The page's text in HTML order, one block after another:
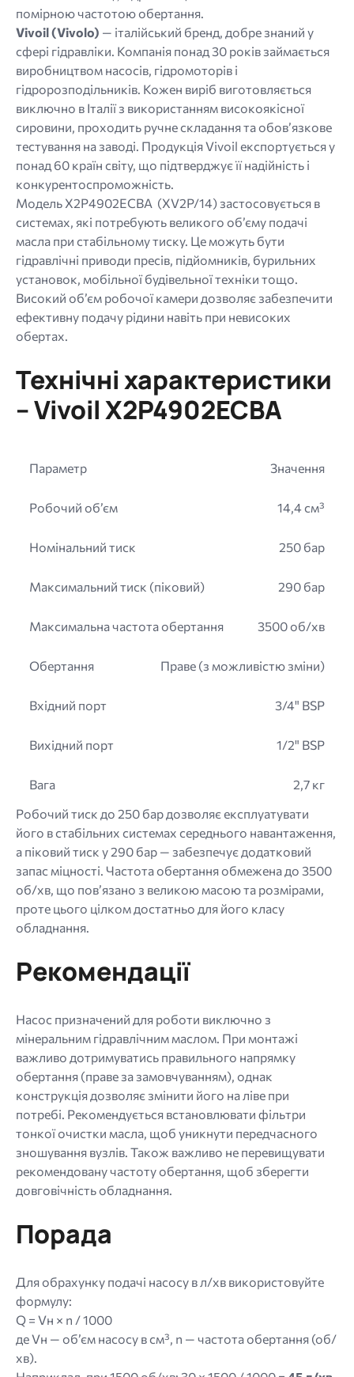
помірною частотою обертання.
Vivoil (Vivolo) — італійський бренд, добре знаний у
сфері гідравліки. Компанія понад 30 років займається
виробництвом насосів, гідромоторів і
гідророзподільників. Кожен виріб виготовляється
виключно в Італії з використанням високоякісної
сировини, проходить ручне складання та обов’язкове
тестування на заводі. Продукція Vivoil експортується у
понад 60 країн світу, що підтверджує її надійність і
конкурентоспроможність.
Модель X2P4902ECBA (XV2P/14) застосовується в
системах, які потребують великого об’єму подачі
масла при стабільному тиску. Це можуть бути
гідравлічні приводи пресів, підйомників, бурильних
установок, мобільної будівельної техніки тощо.
Високий об’єм робочої камери дозволяє забезпечити
ефективну подачу рідини навіть при невисоких
обертах.
Технічні характеристики
– Vivoil X2P4902ECBA
Параметр Значення
Робочий об’єм 14,4 см³
Номінальний тиск 250 бар
Максимальний тиск (піковий) 290 бар
Максимальна частота обертання 3500 об/хв
Обертання Праве (з можливістю зміни)
Вхідний порт 3/4" BSP
Вихідний порт 1/2" BSP
Вага
2,7 кг
Робочий тиск до 250 бар дозволяє експлуатувати
його в стабільних системах середнього навантаження,
а піковий тиск у 290 бар — забезпечує додатковий
запас міцності. Частота обертання обмежена до 3500
об/хв, що пов’язано з великою масою та розмірами,
проте цього цілком достатньо для його класу
обладнання.
Рекомендації
Насос призначений для роботи виключно з
мінеральним гідравлічним маслом. При монтажі
важливо дотримуватись правильного напрямку
обертання (праве за замовчуванням), однак
конструкція дозволяє змінити його на ліве при
потребі. Рекомендується встановлювати фільтри
тонкої очистки масла, щоб уникнути передчасного
зношування вузлів. Також важливо не перевищувати
рекомендовану частоту обертання, щоб зберегти
довговічність обладнання.
Порада
Для обрахунку подачі насосу в л/хв використовуйте
формулу:
Q = Vн × n / 1000
де Vн — об’єм насосу в см³, n — частота обертання (об/
хв).